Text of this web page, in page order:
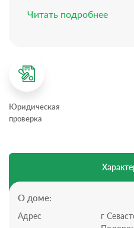
Высота потолка: 3 м
Отопление: все выполнено
или электрического котла
Водоснабжение:
сделать скважину)
Всего 1 этаж, 3 комнаты,
Читать подробнее
Юридическая
проверка
О доме:
Адрес
г